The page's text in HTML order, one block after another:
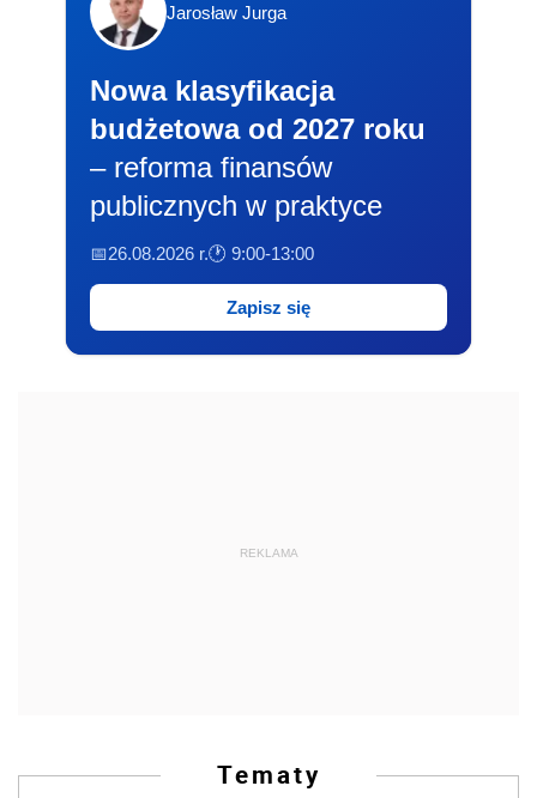
Jarosław Jurga
Nowa klasyfikacja
budżetowa od 2027 roku
– reforma finansów
publicznych w praktyce
📅26.08.2026 r.🕐 9:00-13:00
Zapisz się
REKLAMA
Tematy